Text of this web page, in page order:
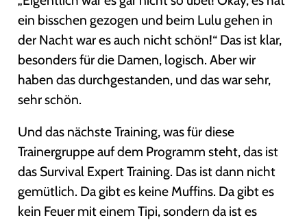
ein bisschen gezogen und beim Lulu gehen in
der Nacht war es auch nicht schön!“ Das ist klar,
besonders für die Damen, logisch. Aber wir
haben das durchgestanden, und das war sehr,
sehr schön.
Und das nächste Training, was für diese
Trainergruppe auf dem Programm steht, das ist
das Survival Expert Training. Das ist dann nicht
gemütlich. Da gibt es keine Muffins. Da gibt es
kein Feuer mit einem Tipi, sondern da ist es